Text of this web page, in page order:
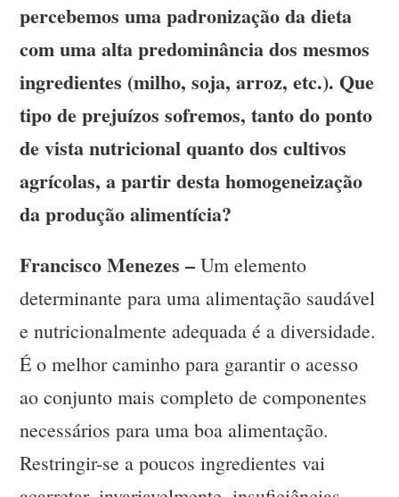
percebemos uma padronização da dieta
com uma alta predominância dos mesmos
ingredientes (milho, soja, arroz, etc.). Que
tipo de prejuízos sofremos, tanto do ponto
de vista nutricional quanto dos cultivos
agrícolas, a partir desta homogeneização
da produção alimentícia?
Francisco Menezes – Um elemento
determinante para uma alimentação saudável
e nutricionalmente adequada é a diversidade.
É o melhor caminho para garantir o acesso
ao conjunto mais completo de componentes
necessários para uma boa alimentação.
Restringir-se a poucos ingredientes vai